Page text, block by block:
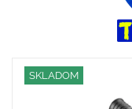
SKLADOM